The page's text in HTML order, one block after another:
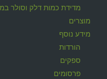
מדידת כמות דלק וסולר
מוצרים
מידע נוסף
הורדות
ספקים
פרסומים